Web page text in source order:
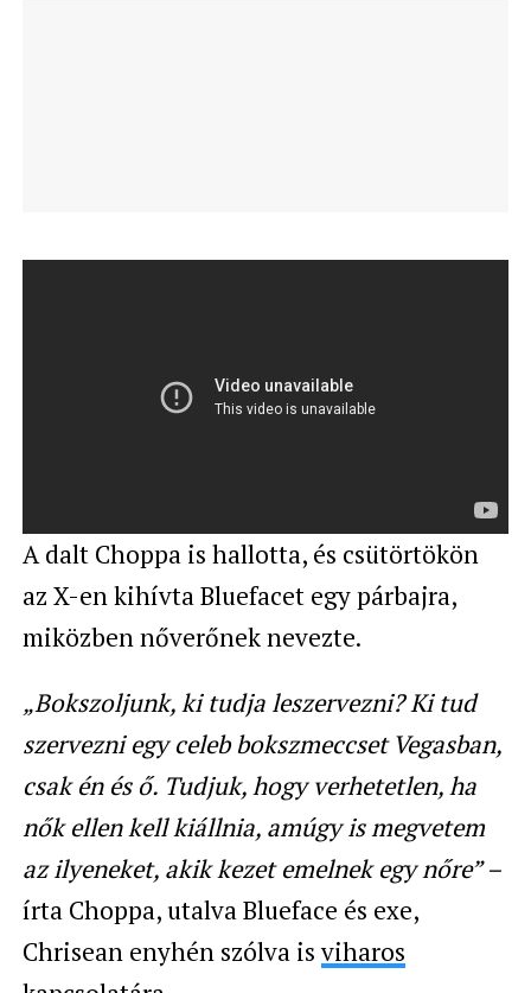
A dalt Choppa is hallotta, és csütörtökön
az X-en kihívta Bluefacet egy párbajra,
miközben nőverőnek nevezte.
„Bokszoljunk, ki tudja leszervezni? Ki tud
szervezni egy celeb bokszmeccset Vegasban,
csak én és ő. Tudjuk, hogy verhetetlen, ha
nők ellen kell kiállnia, amúgy is megvetem
az ilyeneket, akik kezet emelnek egy nőre” –
írta Choppa, utalva Blueface és exe,
Chrisean enyhén szólva isviharos